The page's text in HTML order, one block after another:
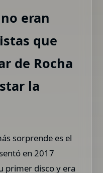
eran
que
de Rocha
la
sorprende es el
en 2017
primer disco y era